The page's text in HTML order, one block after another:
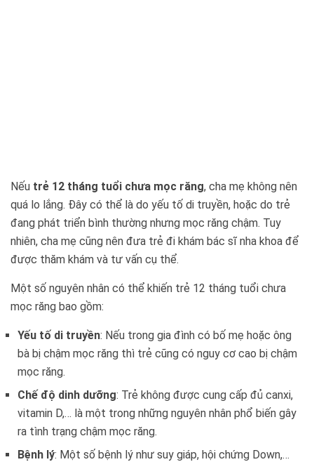
Nếu trẻ 12 tháng tuổi chưa mọc răng, cha mẹ không nên
quá lo lắng. Đây có thể là do yếu tố di truyền, hoặc do trẻ
đang phát triển bình thường nhưng mọc răng chậm. Tuy
nhiên, cha mẹ cũng nên đưa trẻ đi khám bác sĩ nha khoa để
được thăm khám và tư vấn cụ thể.
Một số nguyên nhân có thể khiến trẻ 12 tháng tuổi chưa
mọc răng bao gồm:
Yếu tố di truyền: Nếu trong gia đình có bố mẹ hoặc ông
bà bị chậm mọc răng thì trẻ cũng có nguy cơ cao bị chậm
mọc răng.
Chế độ dinh dưỡng: Trẻ không được cung cấp đủ canxi,
vitamin D,… là một trong những nguyên nhân phổ biến gây
ra tình trạng chậm mọc răng.
Bệnh lý: Một số bệnh lý như suy giáp, hội chứng Down,…